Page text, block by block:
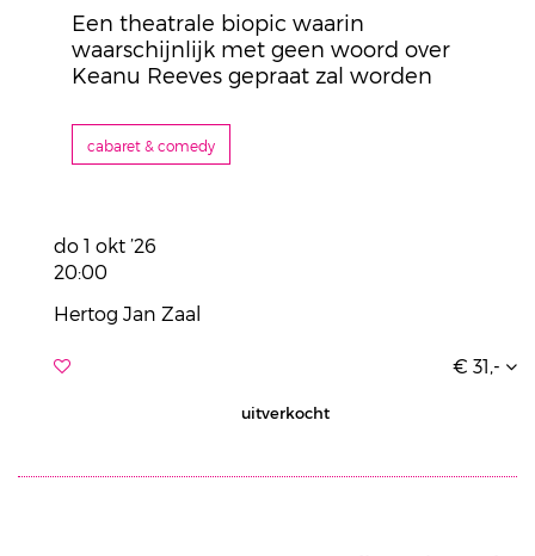
Een theatrale biopic waarin
waarschijnlijk met geen woord over
Keanu Reeves gepraat zal worden
cabaret & comedy
do 1 okt ’26
20:00
Hertog Jan Zaal
€ 31,-
uitverkocht